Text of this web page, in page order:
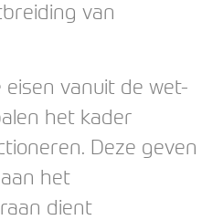
van
eisen vanuit de wet-
het kader
Deze geven
het
dient